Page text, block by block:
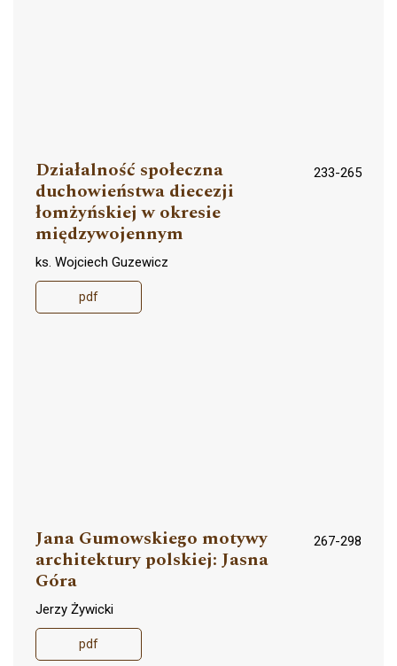
Działalność społeczna
duchowieństwa diecezji
łomżyńskiej w okresie
międzywojennym
233-265
ks. Wojciech Guzewicz
pdf
Jana Gumowskiego motywy
architektury polskiej: Jasna
Góra
267-298
Jerzy Żywicki
pdf